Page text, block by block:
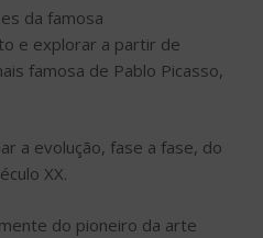
da famosa
e explorar a partir de
famosa de Pablo Picasso,
a evolução, fase a fase, do
XX.
do pioneiro da arte